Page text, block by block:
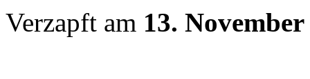
Verzapft am 13. November